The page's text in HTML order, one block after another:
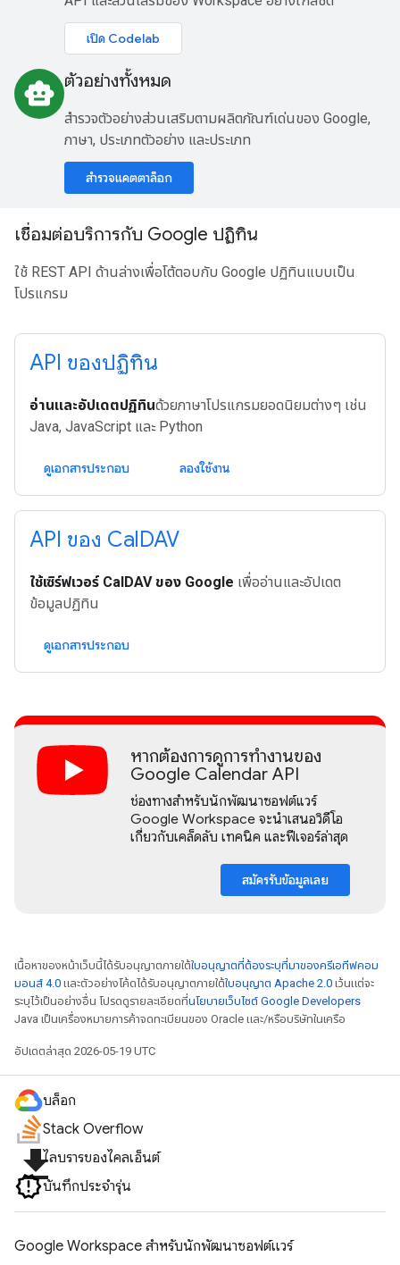
เปิด Codelab
smart_toy ตัวอย่างทั้งหมด
สำรวจตัวอย่างส่วนเสริมตามผลิตภัณฑ์เด่นของ Google,
ภาษา, ประเภทตัวอย่าง และประเภท
สำรวจแคตตาล็อก
เชื่อมต่อบริการกับ Google ปฏิทิน
ใช้ REST API ด้านล่างเพื่อโต้ตอบกับ Google ปฏิทินแบบเป็น
โปรแกรม
API ของปฏิทิน
อ่านและอัปเดตปฏิทินด้วยภาษาโปรแกรมยอดนิยมต่างๆ เช่น
Java, JavaScript และ Python
ดูเอกสารประกอบ ลองใช้งาน
API ของ CalDAV
ใช้เซิร์ฟเวอร์ CalDAV ของ Google เพื่ออ่านและอัปเดต
ข้อมูลปฏิทิน
ดูเอกสารประกอบ
หากต้องการดูการทํางานของ
Google Calendar API
ช่องทางสําหรับนักพัฒนาซอฟต์แวร์
Google Workspace จะนําเสนอวิดีโอ
เกี่ยวกับเคล็ดลับ เทคนิค และฟีเจอร์ล่าสุด
สมัครรับข้อมูลเลย
เนื้อหาของหน้าเว็บนี้ได้รับอนุญาตภายใต้ใบอนุญาตที่ต้องระบุที่มาของครีเอทีฟคอม
มอนส์ 4.0 และตัวอย่างโค้ดได้รับอนุญาตภายใต้ใบอนุญาต Apache 2.0 เว้นแต่จะ
ระบุไว้เป็นอย่างอื่น โปรดดูรายละเอียดที่นโยบายเว็บไซต์ Google Developers
Java เป็นเครื่องหมายการค้าจดทะเบียนของ Oracle และ/หรือบริษัทในเครือ
อัปเดตล่าสุด 2026-05-19 UTC
บล็อก
Stack Overflow
file_downloadไลบรารีของไคลเอ็นต์
บันทึกประจำรุ่น
Google Workspace สําหรับนักพัฒนาซอฟต์แวร์